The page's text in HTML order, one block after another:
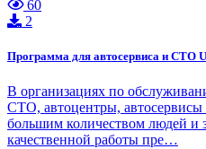
60
2
Программа для автосервиса и СТО
В организациях по
СТО, автоцентры, автосервисы
большим количеством людей и
качественной работы пре…